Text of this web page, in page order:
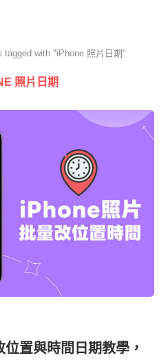
tagged with "iPhone 照片日期"
照片日期
置與時間日期教學，